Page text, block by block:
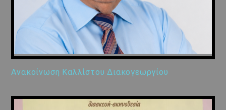
Ανακοίνωση Καλλίστου Διακογεωργίου